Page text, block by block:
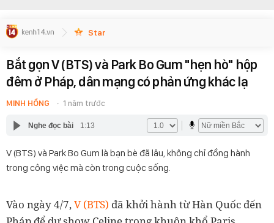
Star
Bắt gọn V (BTS) và Park Bo Gum "hẹn hò" hộp
đêm ở Pháp, dân mạng có phản ứng khác lạ
MINH HỒNG 1 năm trước
Nghe đọc bài 1:13
V (BTS) và Park Bo Gum là bạn bè đã lâu, không chỉ đồng hành
trong công việc mà còn trong cuộc sống.
Vào ngày 4/7,V (BTS) đã khởi hành từ Hàn Quốc đến